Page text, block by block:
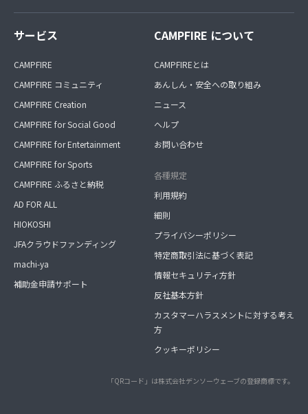
サービス
CAMPFIRE
CAMPFIRE コミュニティ
CAMPFIRE Creation
CAMPFIRE for Social Good
CAMPFIRE for Entertainment
CAMPFIRE for Sports
CAMPFIRE ふるさと納税
AD FOR ALL
HIOKOSHI
JFAクラウドファンディング
machi-ya
補助金申請サポート
CAMPFIRE について
CAMPFIREとは
あんしん・安全への取り組み
ニュース
ヘルプ
お問い合わせ
各種規定
利用規約
細則
プライバシーポリシー
特定商取引法に基づく表記
情報セキュリティ方針
反社基本方針
カスタマーハラスメントに対する考え
方
クッキーポリシー
「QRコード」は株式会社デンソーウェーブの登録商標です。